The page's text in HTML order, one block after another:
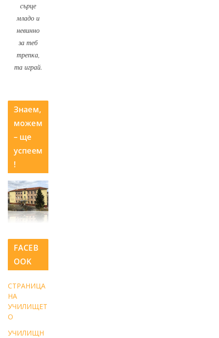
сърце
младо и
невинно
за теб
трепка,
та играй.
Знаем,
можем
– ще
успеем
!
FACEB
OOK
СТРАНИЦА
НА
УЧИЛИЩЕТ
О
УЧИЛИЩН